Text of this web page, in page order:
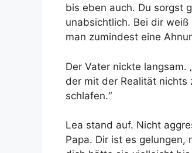
bis eben auch. Du sorgst
unabsichtlich. Bei dir
man zumindest eine
Der Vater nickte langsam.
der mit der Realität
schlafen.“
Lea stand auf. Nicht
Papa. Dir ist es gelungen,